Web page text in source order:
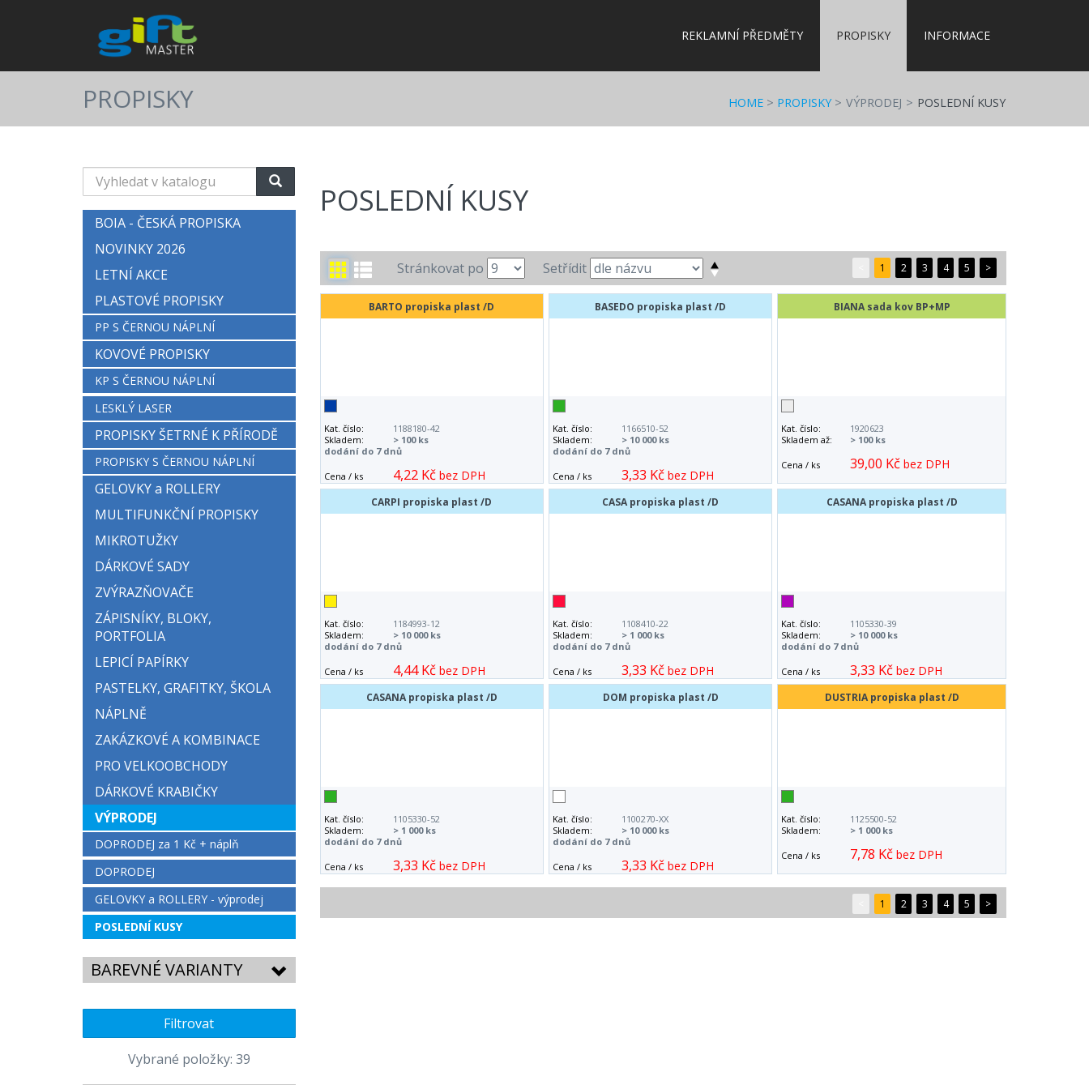
REKLAMNÍ PŘEDMĚTY PROPISKY INFORMACE
PROPISKY HOME > PROPISKY> VÝPRODEJ > POSLEDNÍ KUSY
Vyhledat
v
katalogu
BOIA - ČESKÁ PROPISKA
NOVINKY 2026
LETNÍ AKCE
PLASTOVÉ PROPISKY
PP S ČERNOU NÁPLNÍ
KOVOVÉ PROPISKY
KP S ČERNOU NÁPLNÍ
LESKLÝ LASER
PROPISKY ŠETRNÉ K PŘÍRODĚ
PROPISKY S ČERNOU NÁPLNÍ
GELOVKY a ROLLERY
MULTIFUNKČNÍ PROPISKY
MIKROTUŽKY
DÁRKOVÉ SADY
ZVÝRAZŇOVAČE
ZÁPISNÍKY, BLOKY,
PORTFOLIA
LEPICÍ PAPÍRKY
PASTELKY, GRAFITKY, ŠKOLA
NÁPLNĚ
ZAKÁZKOVÉ A KOMBINACE
PRO VELKOOBCHODY
DÁRKOVÉ KRABIČKY
VÝPRODEJ
DOPRODEJ za 1 Kč + náplň
DOPRODEJ
GELOVKY a ROLLERY - výprodej
POSLEDNÍ KUSY
BAREVNÉ VARIANTY
Filtrovat
Vybrané položky: 39
POSLEDNÍ KUSY
Stránkovat po Setřídit 1 2 3 4 5 >
BARTO propiska plast /D
Kat. číslo:
1188180-42
Skladem:
> 100 ks
dodání do 7 dnů
Cena / ks 4,22 Kč bez DPH
BASEDO propiska plast /D
Kat. číslo:
1166510-52
Skladem:
> 10 000 ks
dodání do 7 dnů
Cena / ks 3,33 Kč bez DPH
BIANA sada kov BP+MP
Kat. číslo:
1920623
Skladem až:
> 100 ks
Cena / ks 39,00 Kčbez DPH
CARPI propiska plast /D
Kat. číslo:
1184993-12
Skladem:
> 10 000 ks
dodání do 7 dnů
Cena / ks 4,44 Kč bez DPH
CASA propiska plast /D
Kat. číslo:
1108410-22
Skladem:
> 1 000 ks
dodání do 7 dnů
Cena / ks 3,33 Kč bez DPH
CASANA propiska plast /D
Kat. číslo:
1105330-39
Skladem:
> 10 000 ks
dodání do 7 dnů
Cena / ks 3,33 Kčbez DPH
CASANA propiska plast /D
Kat. číslo:
1105330-52
Skladem:
> 1 000 ks
dodání do 7 dnů
Cena / ks 3,33 Kč bez DPH
DOM propiska plast /D
Kat. číslo:
1100270-XX
Skladem:
> 10 000 ks
dodání do 7 dnů
Cena / ks 3,33 Kč bez DPH
DUSTRIA propiska plast /D
Kat. číslo:
1125500-52
Skladem:
> 1 000 ks
Cena / ks 7,78 Kčbez DPH
1 2 3 4 5 >